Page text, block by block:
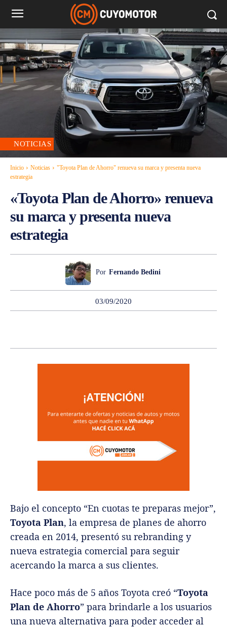
NOTICIAS
Inicio Noticias
"Toyota Plan de Ahorro" renueva su marca y presenta nueva
estrategia
«Toyota Plan de Ahorro» renueva
su marca y presenta nueva
estrategia
Por Fernando Bedini
03/09/2020
Bajo el concepto “En cuotas te preparas mejor”,
Toyota Plan, la empresa de planes de ahorro
creada en 2014, presentó su rebranding y
nueva estrategia comercial para seguir
acercando la marca a sus clientes.
Hace poco más de 5 años Toyota creó “Toyota
Plan de Ahorro” para brindarle a los usuarios
una nueva alternativa para poder acceder al